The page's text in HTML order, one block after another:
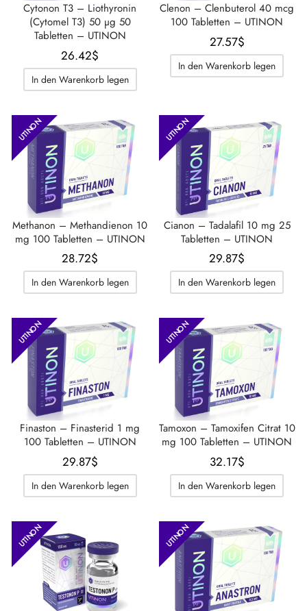
Cytonon T3 – Liothyronin
(Cytomel T3) 50 µg 50
Tabletten – UTINON
26.42$
In den Warenkorb legen
Clenon – Clenbuterol 40 mcg
100 Tabletten – UTINON
27.57$
In den Warenkorb legen
UTINON
Methanon – Methandienon 10
mg 100 Tabletten – UTINON
28.72$
In den Warenkorb legen
UTINON
Cianon – Tadalafil 10 mg 25
Tabletten – UTINON
29.87$
In den Warenkorb legen
UTINON
Finaston – Finasterid 1 mg
100 Tabletten – UTINON
29.87$
In den Warenkorb legen
UTINON
Tamoxon – Tamoxifen Citrat 10
mg 100 Tabletten – UTINON
32.17$
In den Warenkorb legen
UTINON UTINON